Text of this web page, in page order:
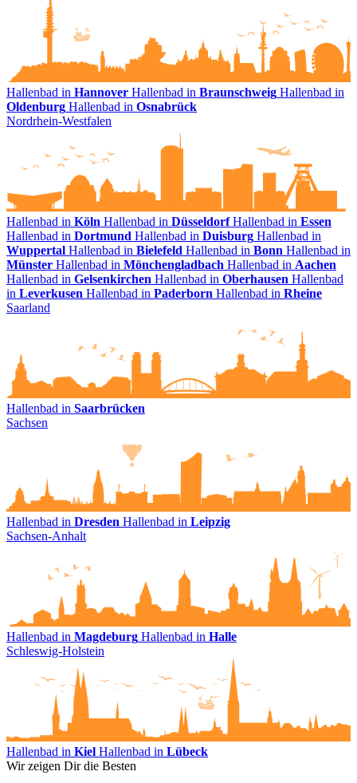
Hallenbad in Hannover Hallenbad in Braunschweig Hallenbad in
Oldenburg Hallenbad in Osnabrück
Nordrhein-Westfalen
Hallenbad in Köln Hallenbad in Düsseldorf Hallenbad in Essen
Hallenbad in Dortmund Hallenbad in Duisburg Hallenbad in
Wuppertal Hallenbad in Bielefeld Hallenbad in Bonn Hallenbad in
Münster Hallenbad in Mönchengladbach Hallenbad in Aachen
Hallenbad in Gelsenkirchen Hallenbad in Oberhausen Hallenbad
in Leverkusen Hallenbad in Paderborn Hallenbad in Rheine
Saarland
Hallenbad in Saarbrücken
Sachsen
Hallenbad in Dresden Hallenbad in Leipzig
Sachsen-Anhalt
Hallenbad in Magdeburg Hallenbad in Halle
Schleswig-Holstein
Hallenbad in Kiel Hallenbad in Lübeck
Wir zeigen Dir die Besten